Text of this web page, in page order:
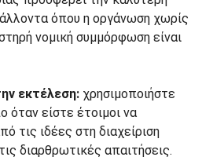
όπου η οργάνωση χωρίς
νομική συμμόρφωση είναι
εκτέλεση: χρησιμοποιήστε
όταν είστε έτοιμοι να
τις ιδέες στη διαχείριση
διαρθρωτικές απαιτήσεις.